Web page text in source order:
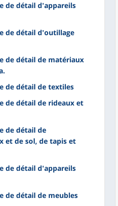
de détail d'appareils
de détail d'outillage
de détail de matériaux
de détail de textiles
de détail de rideaux et
de détail de
et de sol, de tapis et
de détail d'appareils
de détail de meubles